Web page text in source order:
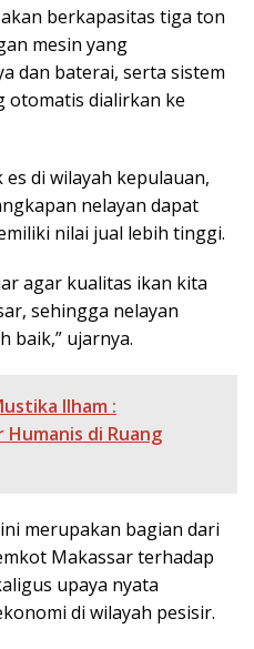
berkapasitas tiga ton
mesin yang
dan baterai, serta sistem
otomatis dialirkan ke
di wilayah kepulauan,
nelayan dapat
nilai jual lebih tinggi.
agar kualitas ikan kita
sehingga nelayan
baik,” ujarnya.
Ilham :
di Ruang
merupakan bagian dari
Makassar terhadap
upaya nyata
di wilayah pesisir.